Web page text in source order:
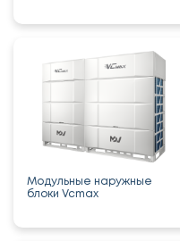
Модульные наружные
блоки Vcmax